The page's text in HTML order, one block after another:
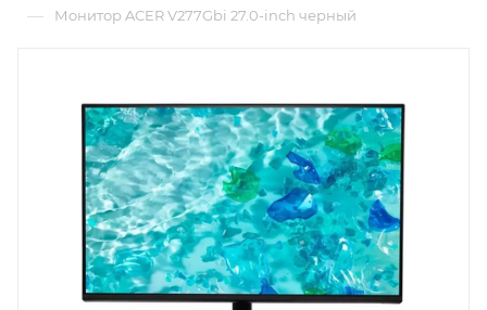
— Монитор ACER V277Gbi 27.0-inch черный